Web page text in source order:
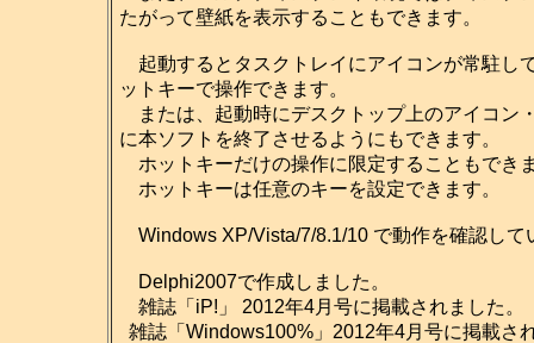
たがって壁紙を表示することもできます。
起動するとタスクトレイにアイコンが常駐し
ットキーで操作できます。
または、起動時にデスクトップ上のアイコン
に本ソフトを終了させるようにもできます。
ホットキーだけの操作に限定することもでき
ホットキーは任意のキーを設定できます。
Windows XP/Vista/7/8.1/10 で動作を確認して
Delphi2007で作成しました。
雑誌「iP!」 2012年4月号に掲載されました。
雑誌「Windows100%」2012年4月号に掲載さ